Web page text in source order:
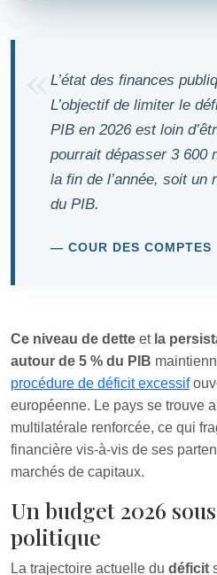
L’état des finances
L’objectif de limiter le
PIB en 2026 est loin
pourrait dépasser 3 600
la fin de l’année, soit un
du PIB.
COUR DES COMPTES
Ce niveau de dette et la
autour de 5 % du PIB
procédure de déficit excessif
européenne. Le pays se trouve
multilatérale renforcée, ce qui
financière vis-à-vis de ses
marchés de capitaux.
Un budget 2026
politique
La trajectoire actuelle du déficit